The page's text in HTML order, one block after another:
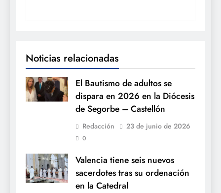
Noticias relacionadas
El Bautismo de adultos se
dispara en 2026 en la Diócesis
de Segorbe – Castellón
Redacción 23 de junio de 2026
0
Valencia tiene seis nuevos
sacerdotes tras su ordenación
en la Catedral